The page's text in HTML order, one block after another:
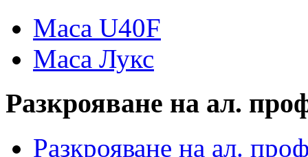
Маса U40F
Маса Лукс
Разкрояване на ал.
Разкрояване на ал.